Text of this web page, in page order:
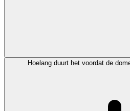
Hoelang duurt het voordat de